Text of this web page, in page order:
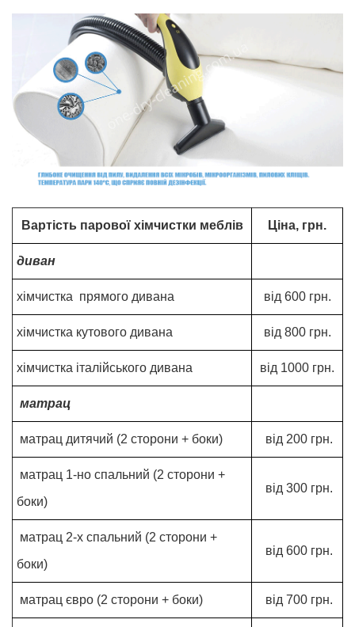
Вартість парової хімчистки меблів Ціна, грн.
диван
хімчистка прямого дивана від 600 грн.
хімчистка кутового дивана від 800 грн.
хімчистка італійського дивана від 1000 грн.
матрац
матрац дитячий (2 сторони + боки) від 200 грн.
матрац 1-но спальний (2 сторони +
боки)
від 300 грн.
матрац 2-х спальний (2 сторони +
боки)
від 600 грн.
матрац євро (2 сторони + боки) від 700 грн.